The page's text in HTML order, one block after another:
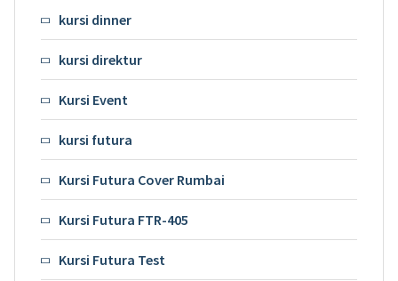
kursi dinner
kursi direktur
Kursi Event
kursi futura
Kursi Futura Cover Rumbai
Kursi Futura FTR-405
Kursi Futura Test